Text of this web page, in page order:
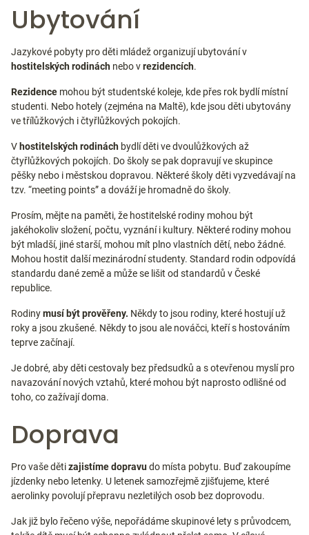
Ubytování
Jazykové pobyty pro děti mládež organizují ubytování v
hostitelských rodinách nebo vrezidencích.
Rezidence mohou být studentské koleje, kde přes rok bydlí místní
studenti. Nebo hotely (zejména na Maltě), kde jsou děti ubytovány
ve třílůžkových i čtyřlůžkových pokojích.
V hostitelských rodinách bydlí děti ve dvoulůžkových až
čtyřlůžkových pokojích. Do školy se pak dopravují ve skupince
pěšky nebo i městskou dopravou. Některé školy děti vyzvedávají na
tzv. “meeting points” a dováží je hromadně do školy.
Prosím, mějte na paměti, že hostitelské rodiny mohou být
jakéhokoliv složení, počtu, vyznání i kultury. Některé rodiny mohou
být mladší, jiné starší, mohou mít plno vlastních dětí, nebo žádné.
Mohou hostit další mezinárodní studenty. Standard rodin odpovídá
standardu dané země a může se lišit od standardů v České
republice.
Rodinymusí být prověřeny. Někdy to jsou rodiny, které hostují už
roky a jsou zkušené. Někdy to jsou ale nováčci, kteří s hostováním
teprve začínají.
Je dobré, aby děti cestovaly bez předsudků a s otevřenou myslí pro
navazování nových vztahů, které mohou být naprosto odlišné od
toho, co zažívají doma.
Doprava
Pro vaše dětizajistíme dopravudo místa pobytu. Buď zakoupíme
jízdenky nebo letenky. U letenek samozřejmě zjišťujeme, které
aerolinky povolují přepravu nezletilých osob bez doprovodu.
Jak již bylo řečeno výše, nepořádáme skupinové lety s průvodcem,